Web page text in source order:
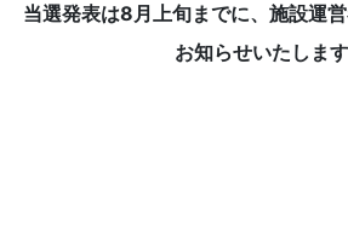
当選発表は8月上旬までに、施設運
お知らせいたします